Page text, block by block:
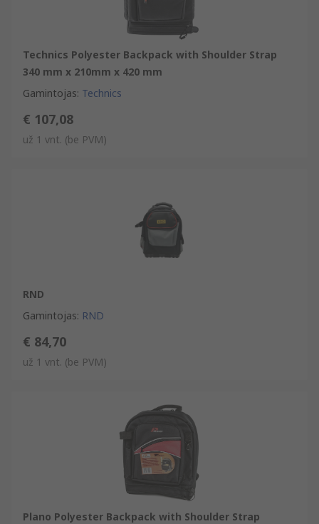
Technics Polyester Backpack with Shoulder Strap
340 mm x 210mm x 420 mm
Gamintojas: Technics
€ 107,08
už 1 vnt. (be PVM)
RND
Gamintojas: RND
€ 84,70
už 1 vnt. (be PVM)
Plano Polyester Backpack with Shoulder Strap